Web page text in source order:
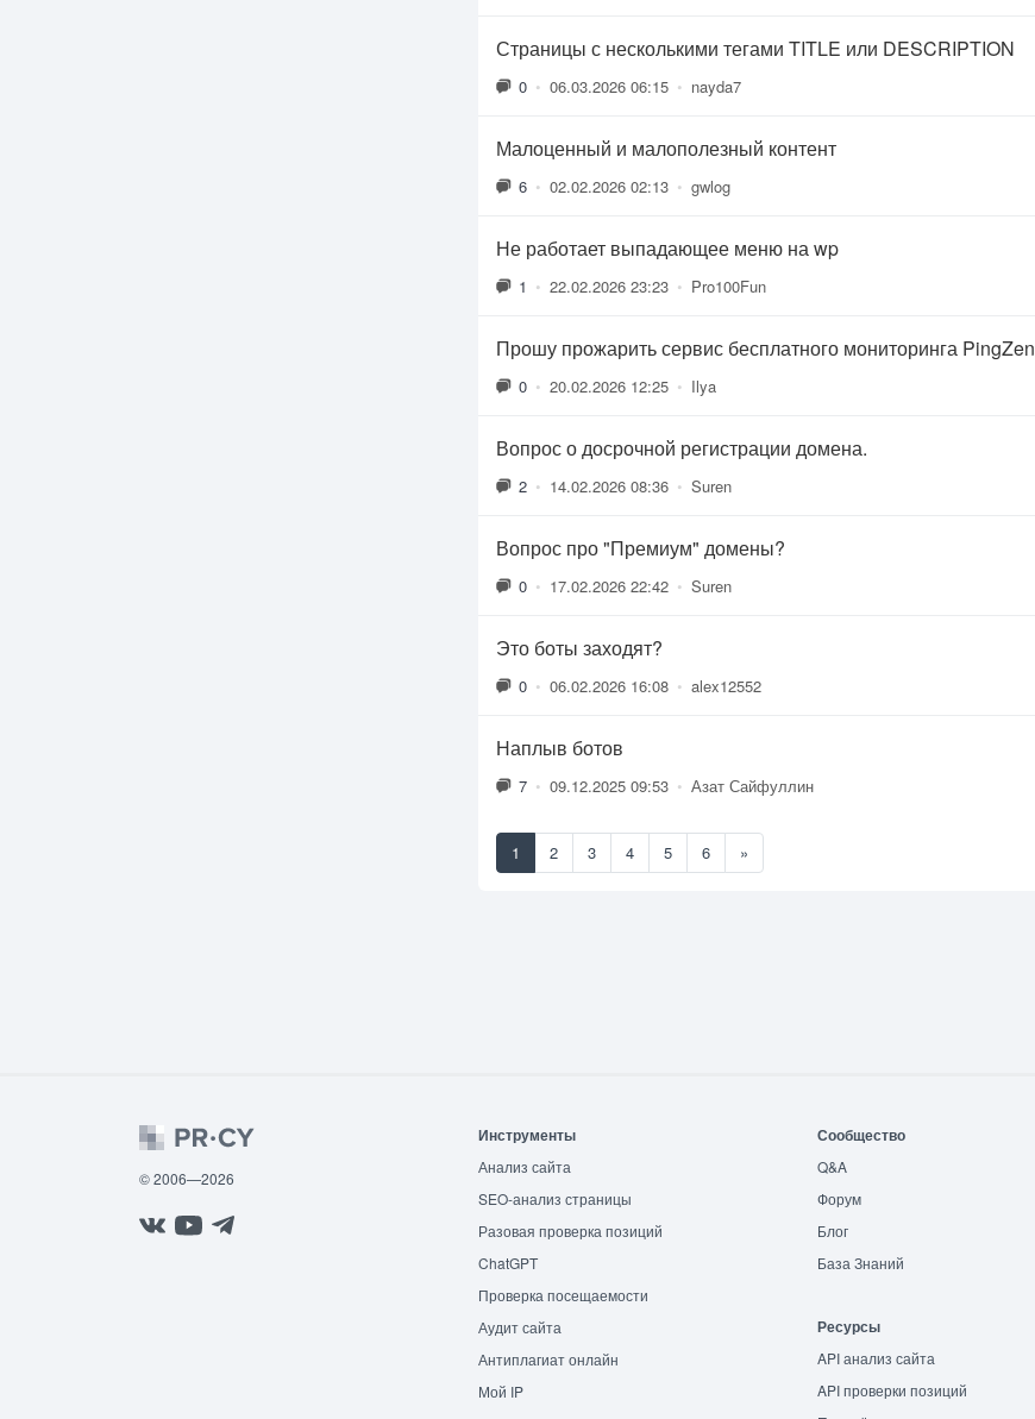
Страницы с несколькими тегами TITLE или DESCRIPTION
0 • 06.03.2026 06:15 • nayda7
Малоценный и малополезный контент
6 • 02.02.2026 02:13 • gwlog
Не работает выпадающее меню на wp
1 • 22.02.2026 23:23 • Pro100Fun
Прошу прожарить сервис бесплатного мониторинга PingZen
0 • 20.02.2026 12:25 • Ilya
Вопрос о досрочной регистрации домена.
2 • 14.02.2026 08:36 • Suren
Вопрос про "Премиум" домены?
0 • 17.02.2026 22:42 • Suren
Это боты заходят?
0 • 06.02.2026 16:08 • alex12552
Наплыв ботов
7 • 09.12.2025 09:53 • Азат Сайфуллин
1 2 3 4 5 6 »
© 2006—2026
Инструменты
Анализ сайта
SEO-анализ страницы
Разовая проверка позиций
ChatGPT
Проверка посещаемости
Аудит сайта
Антиплагиат онлайн
Мой IP
Сообщество
Q&A
Форум
Блог
База Знаний
Ресурсы
API анализ сайта
API проверки позиций